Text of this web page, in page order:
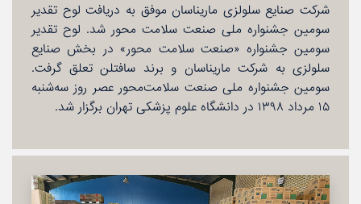
شركت صنایع سلولزی ماریناسان موفق به دریافت لوح تقدیر
سومین جشنواره ملی صنعت سلامت محور شد. لوح تقدیر
سومین جشنواره «صنعت سلامت محور» در بخش صنایع
سلولزی به شركت ماریناسان و برند سافتلن تعلق گرفت.
سومین جشنواره ملی صنعت سلامت‌محور عصر روز سه‌شنبه
۱۵ مرداد ۱۳۹۸ در دانشگاه علوم پزشكی تهران برگزار شد.